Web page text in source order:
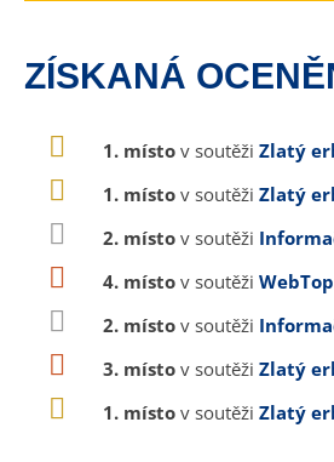
ZÍSKANÁ
1. místo v soutěži Zlatý
1. místo v soutěži Zlatý
2. místo v soutěži
4. místo v soutěži
2. místo v soutěži
3. místo v soutěži Zlatý
1. místo v soutěži Zlatý